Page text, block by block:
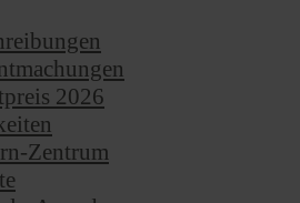
2026
Zentrum